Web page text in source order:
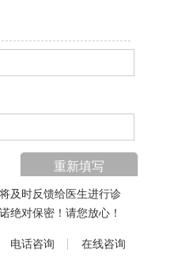
及时反馈给医生进行诊
绝对保密！请您放心！
电话咨询 在线咨询